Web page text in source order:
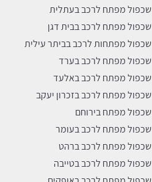
שכפול מפתח לרכב בעתלית
שכפול מפתח לרכב בבית דגן
שכפול מפתחות לרכב בביתר עילית
שכפול מפתח לרכב בערד
שכפול מפתח לרכב באלעד
שכפול מפתח לרכב בזכרון יעקב
שכפול מפתח בירוחם
שכפול מפתח לרכב בעומר
שכפול מפתח לרכב ברהט
שכפול מפתח לרכב בטייבה